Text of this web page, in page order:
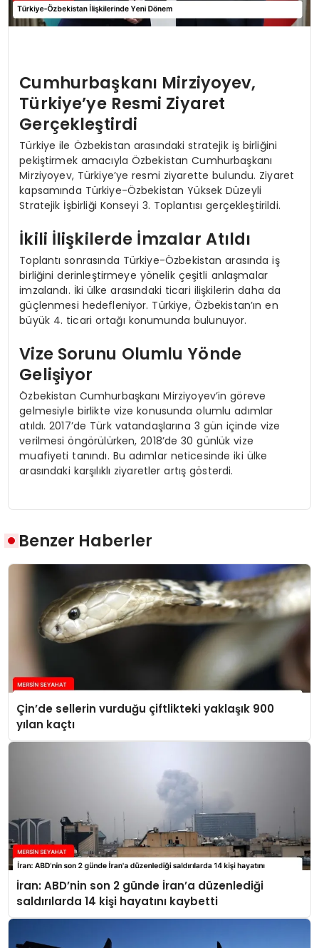
Cumhurbaşkanı Mirziyoyev,
Türkiye’ye Resmi Ziyaret
Gerçekleştirdi
Türkiye ile Özbekistan arasındaki stratejik iş birliğini
pekiştirmek amacıyla Özbekistan Cumhurbaşkanı
Mirziyoyev, Türkiye’ye resmi ziyarette bulundu. Ziyaret
kapsamında Türkiye-Özbekistan Yüksek Düzeyli
Stratejik İşbirliği Konseyi 3. Toplantısı gerçekleştirildi.
İkili İlişkilerde İmzalar Atıldı
Toplantı sonrasında Türkiye-Özbekistan arasında iş
birliğini derinleştirmeye yönelik çeşitli anlaşmalar
imzalandı. İki ülke arasındaki ticari ilişkilerin daha da
güçlenmesi hedefleniyor. Türkiye, Özbekistan’ın en
büyük 4. ticari ortağı konumunda bulunuyor.
Vize Sorunu Olumlu Yönde
Gelişiyor
Özbekistan Cumhurbaşkanı Mirziyoyev’in göreve
gelmesiyle birlikte vize konusunda olumlu adımlar
atıldı. 2017’de Türk vatandaşlarına 3 gün içinde vize
verilmesi öngörülürken, 2018’de 30 günlük vize
muafiyeti tanındı. Bu adımlar neticesinde iki ülke
arasındaki karşılıklı ziyaretler artış gösterdi.
Benzer Haberler
Çin’de sellerin vurduğu çiftlikteki yaklaşık 900
yılan kaçtı
İran: ABD’nin son 2 günde İran’a düzenlediği
saldırılarda 14 kişi hayatını kaybetti